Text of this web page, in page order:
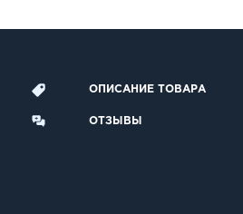
ОПИСАНИЕ ТОВАРА
ОТЗЫВЫ